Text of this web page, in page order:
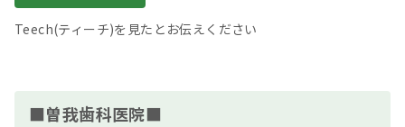
Teech(ティーチ)を見たとお伝えください
■曽我歯科医院■